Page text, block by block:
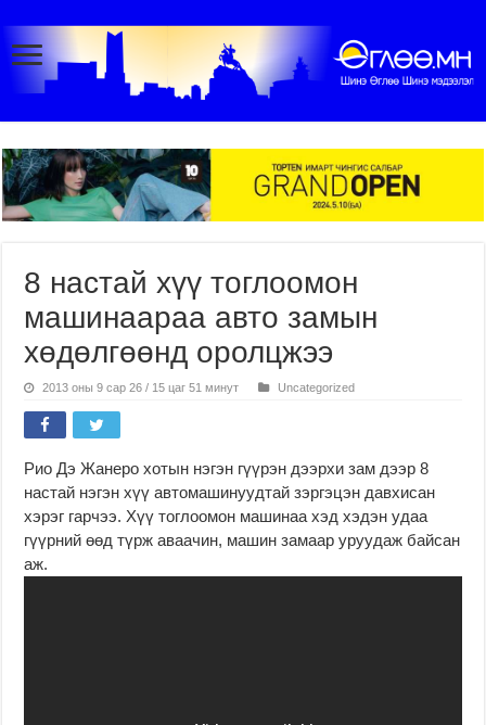
8 настай хүү тоглоомон
машинаараа авто замын
хөдөлгөөнд оролцжээ
2013 оны 9 сар 26 / 15 цаг 51 минут Uncategorized
Рио Дэ Жанеро хотын нэгэн гүүрэн дээрхи зам дээр 8
настай нэгэн хүү автомашинуудтай зэргэцэн давхисан
хэрэг гарчээ. Хүү тоглоомон машинаа хэд хэдэн удаа
гүүрний өөд түрж аваачин, машин замаар уруудаж байсан
аж.